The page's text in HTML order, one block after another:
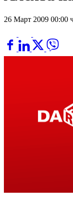
26 Март 2009 00:00